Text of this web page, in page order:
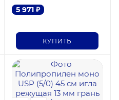
5 971₽
КУПИТЬ